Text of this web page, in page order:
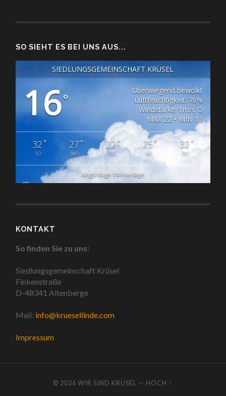
SO SIEHT ES BEI UNS AUS...
SIEDLUNGSGEMEINSCHAFT KRÜSEL
16°
Überwiegend bewölkt
Luftfeuchtigkeit: 76%
Windstärke: 1m/s O
MAX 22 • MIN 12
32 °
SO
27°
MO
22°
DIE
25°
MI
32 °
DO
langfristige Vorhersage
KONTAKT
So finden Sie zu uns:
Siedlungsgemeinschaft Krüsel
Finkenstraße
D-48341 Altenberge
Mail: info@kruesellinde.com
Impressum
© 2026WIR SIND KRÜSEL — HOCH ↑